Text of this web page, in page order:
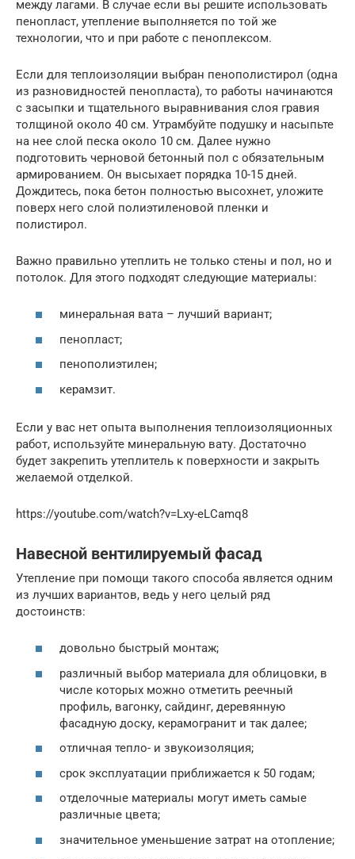
между лагами. В случае если вы решите использовать
пенопласт, утепление выполняется по той же
технологии, что и при работе с пеноплексом.
Если для теплоизоляции выбран пенополистирол (одна
из разновидностей пенопласта), то работы начинаются
с засыпки и тщательного выравнивания слоя гравия
толщиной около 40 см. Утрамбуйте подушку и насыпьте
на нее слой песка около 10 см. Далее нужно
подготовить черновой бетонный пол с обязательным
армированием. Он высыхает порядка 10-15 дней.
Дождитесь, пока бетон полностью высохнет, уложите
поверх него слой полиэтиленовой пленки и
полистирол.
Важно правильно утеплить не только стены и пол, но и
потолок. Для этого подходят следующие материалы:
минеральная вата – лучший вариант;
пенопласт;
пенополиэтилен;
керамзит.
Если у вас нет опыта выполнения теплоизоляционных
работ, используйте минеральную вату. Достаточно
будет закрепить утеплитель к поверхности и закрыть
желаемой отделкой.
https://youtube.com/watch?v=Lxy-eLCamq8
Навесной вентилируемый фасад
Утепление при помощи такого способа является одним
из лучших вариантов, ведь у него целый ряд
достоинств:
довольно быстрый монтаж;
различный выбор материала для облицовки, в
числе которых можно отметить реечный
профиль, вагонку, сайдинг, деревянную
фасадную доску, керамогранит и так далее;
отличная тепло- и звукоизоляция;
срок эксплуатации приближается к 50 годам;
отделочные материалы могут иметь самые
различные цвета;
значительное уменьшение затрат на отопление;